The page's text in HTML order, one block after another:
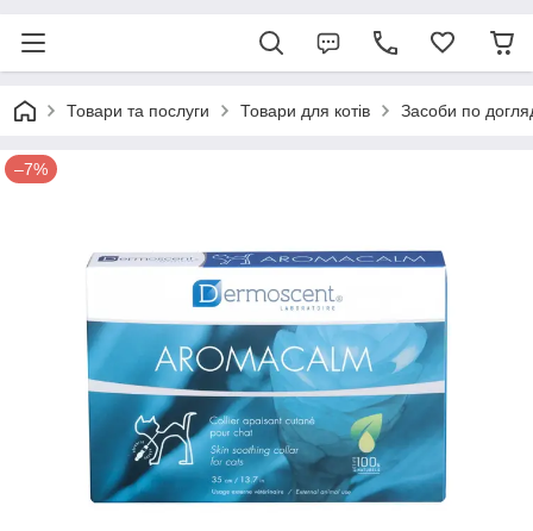
Товари та послуги Товари для котів Засоби по
–7%